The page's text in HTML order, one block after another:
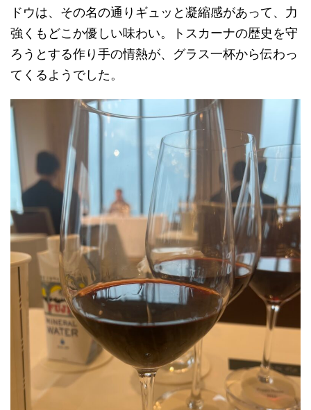
ドウは、その名の通りギュッと凝縮感があって、力
強くもどこか優しい味わい。トスカーナの歴史を守
ろうとする作り手の情熱が、グラス一杯から伝わっ
てくるようでした。